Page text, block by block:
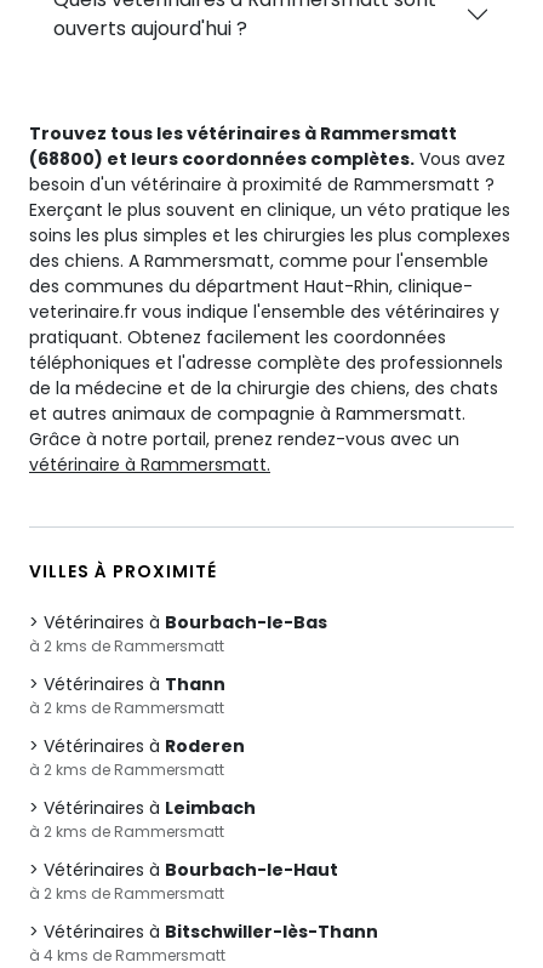
ouverts aujourd'hui ?
Trouvez tous les vétérinaires à Rammersmatt
(68800) et leurs coordonnées complètes. Vous avez
besoin d'un vétérinaire à proximité de Rammersmatt ?
Exerçant le plus souvent en clinique, un véto pratique les
soins les plus simples et les chirurgies les plus complexes
des chiens. A Rammersmatt, comme pour l'ensemble
des communes du départment Haut-Rhin, clinique-
veterinaire.fr vous indique l'ensemble des vétérinaires y
pratiquant. Obtenez facilement les coordonnées
téléphoniques et l'adresse complète des professionnels
de la médecine et de la chirurgie des chiens, des chats
et autres animaux de compagnie à Rammersmatt.
Grâce à notre portail, prenez rendez-vous avec un
vétérinaire à Rammersmatt.
VILLES À PROXIMITÉ
Vétérinaires à Bourbach-le-Bas
à 2 kms de Rammersmatt
Vétérinaires à Thann
à 2 kms de Rammersmatt
Vétérinaires à Roderen
à 2 kms de Rammersmatt
Vétérinaires à Leimbach
à 2 kms de Rammersmatt
Vétérinaires à Bourbach-le-Haut
à 2 kms de Rammersmatt
Vétérinaires à Bitschwiller-lès-Thann
à 4 kms de Rammersmatt